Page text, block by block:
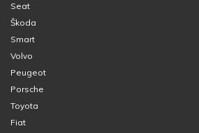
Seat
Škoda
Smart
Volvo
Peugeot
Porsche
Toyota
Fiat